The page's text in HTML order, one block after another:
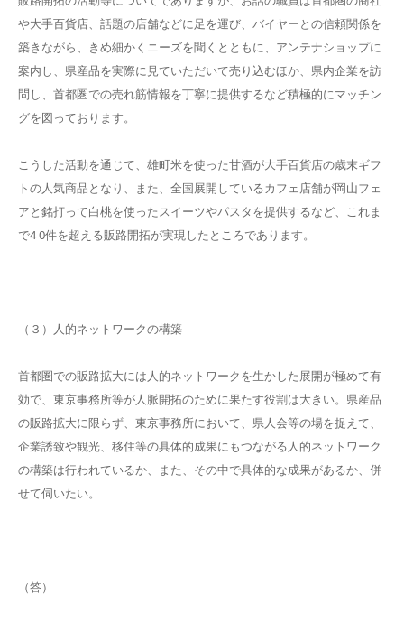
や大手百貨店、話題の店舗などに足を運び、バイヤーとの信頼関係を
築きながら、きめ細かくニーズを聞くとともに、アンテナショップに
案内し、県産品を実際に見ていただいて売り込むほか、県内企業を訪
問し、首都圏での売れ筋情報を丁寧に提供するなど積極的にマッチン
グを図っております。
こうした活動を通じて、雄町米を使った甘酒が大手百貨店の歳末ギフ
トの人気商品となり、また、全国展開しているカフェ店舗が岡山フェ
アと銘打って白桃を使ったスイーツやパスタを提供するなど、これま
で4 0件を超える販路開拓が実現したところであります。
（３）人的ネットワークの構築
首都圏での販路拡大には人的ネットワークを生かした展開が極めて有
効で、東京事務所等が人脈開拓のために果たす役割は大きい。県産品
の販路拡大に限らず、東京事務所において、県人会等の場を捉えて、
企業誘致や観光、移住等の具体的成果にもつながる人的ネットワーク
の構築は行われているか、また、その中で具体的な成果があるか、併
せて伺いたい。
（答）